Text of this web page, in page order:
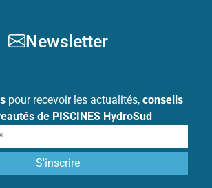
Newsletter
pour recevoir les actualités, conseils
de PISCINES HydroSud